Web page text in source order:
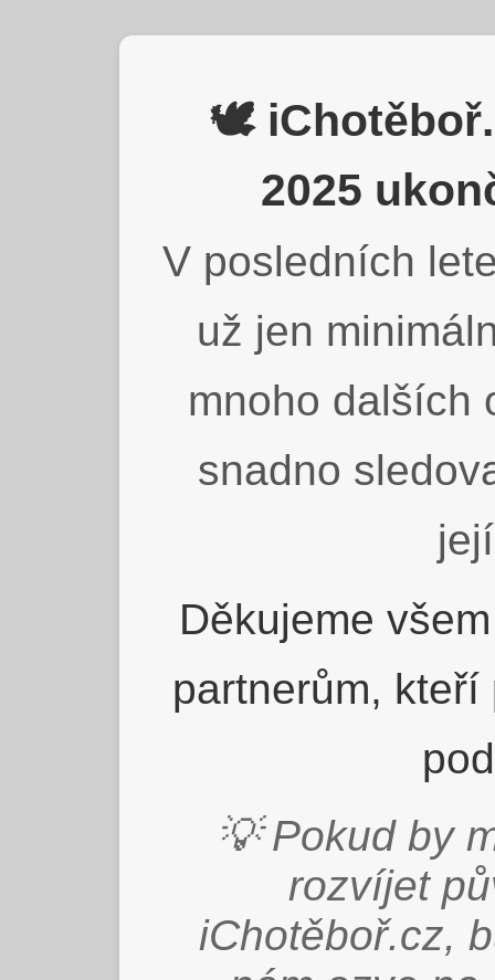
🕊️
2025
V posledních
už jen
mnoho dalších
snadno
Děkujeme
partnerům,
💡 Pokud by
rozvíjet
iChotěboř.cz,